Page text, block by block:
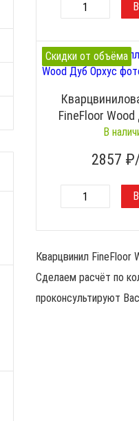
Скидки от объёма
FineFloor
В
2857
Кварцвинил FineFloor
Сделаем расчёт по
проконсультируют